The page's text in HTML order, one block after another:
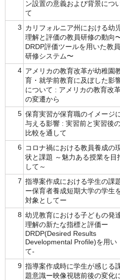
ン設置の意義および背景につ
て
3 カリフォルニア州における幼
理解と評価の教員研修の動向
DRDP評価ツールを用いた教員
研修システム〜
4 アメリカの教育改革が幼稚園
育・就学前教育に及ぼした影
について : アメリカの教育改
の変遷から
5 保育実習が保育職のイメージ
与える影響 : 実習前と実習後
比較を通して
6
コロナ禍における教員養成の
状と課題 ～魅力ある授業を目
して～
7 指導案作成における学生の課
ー保育者養成短期大学の学生
対象としてー
8 幼児教育における子どもの発
理解の新たな指標と評価ー
DRDP(Desired Results
Developmental Profile)を用い
て-
9 指導案作成時に学生が感じる
題意識ー映像視聴前後の変化